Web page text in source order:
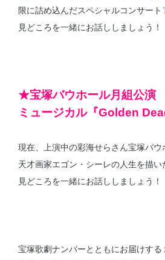
限に詰め込んだスペシャルコンサート
見どころを一緒にお話ししましょう！
★宝塚バウホール月組公演
ミュージカル『Golden
現在、上演中の彩海せらさん宝塚バウ
天才画家エゴン・シーレの人生を描い
見どころを一緒にお話ししましょう！
宝塚歌劇ナンバーとともにお届けする